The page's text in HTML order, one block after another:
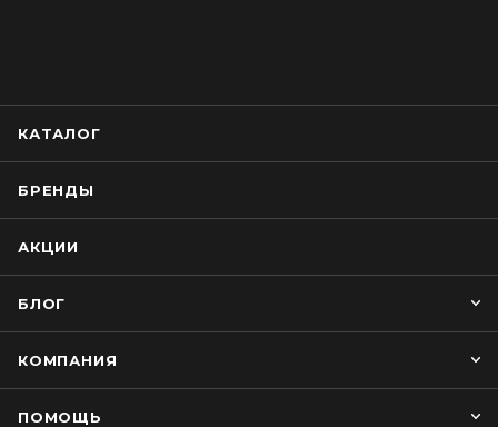
КАТАЛОГ
БРЕНДЫ
АКЦИИ
БЛОГ
КОМПАНИЯ
ПОМОЩЬ